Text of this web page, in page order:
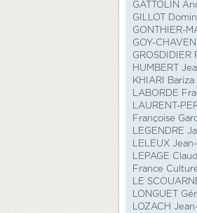
GATTOLIN
GILLOT
GONTHIER-
GOY-
GROSDIDIER
HUMBERT
KHIARI
LABORDE
LAURENT-
Françoise
LEGENDRE
LELEUX
LEPAGE
France
LE
LONGUET
LOZACH